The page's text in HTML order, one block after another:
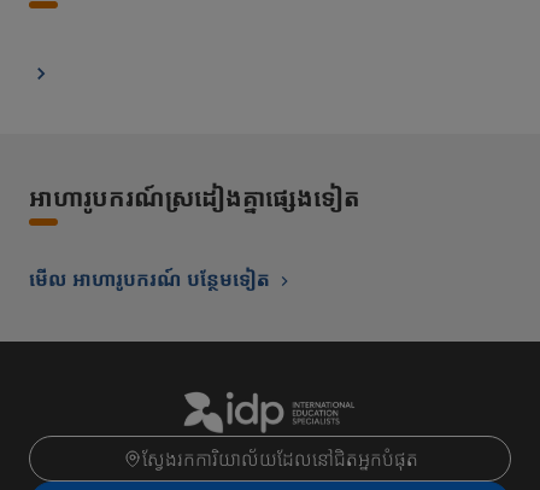
អាហារូបករណ៍ស្រដៀងគ្នាផ្សេងទៀត
មើល អាហារូបករណ៍ បន្ថែមទៀត
ស្វែងរកការិយាល័យដែលនៅជិតអ្នកបំផុត